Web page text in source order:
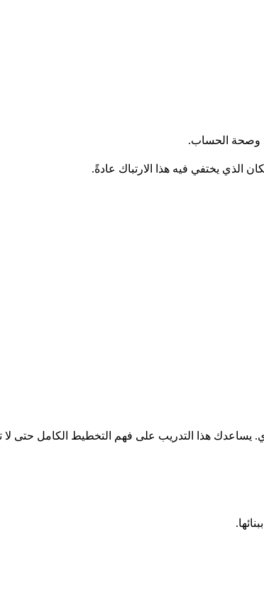
الذي يختفي فيه هذا الارتباك عادةً.
يساعدك هذا التدريب على فهم التخطيط الكامل حتى لا